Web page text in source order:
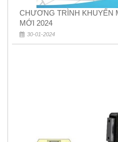
CHƯƠNG TRÌNH KHUYẾN
MỚI 2024
30-01-2024